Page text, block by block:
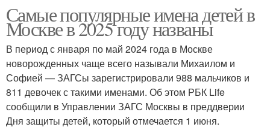
Самые популярные имена детей в
Москве в 2025 году названы
В период с января по май 2024 года в Москве
новорожденных чаще всего называли Михаилом и
Софией — ЗАГСы зарегистрировали 988 мальчиков и
811 девочек с такими именами. Об этом РБК Life
сообщили в Управлении ЗАГС Москвы в преддверии
Дня защиты детей, который отмечается 1 июня.